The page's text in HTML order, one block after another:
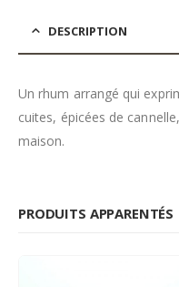
DESCRIPTION
Un rhum arrangé qui
cuites, épicées de
maison.
PRODUITS APPARENTÉS